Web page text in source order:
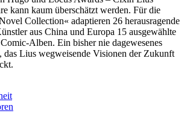
kann kaum überschätzt werden. Für die
Collection« adaptieren 26 herausragende
aus China und Europa 15 ausgewählte
Alben. Ein bisher nie dagewesenes
das Lius wegweisende Visionen der Zukunft